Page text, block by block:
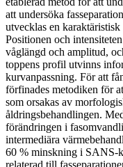
att undersöka
utvecklas en
Positionen och
våglängd och amplitud,
toppens profil utvinns
kurvanpassning. För att
förfinades metodiken för
som orsakas av
åldringsbehandlingen.
förändringen i
intermediära
60 % minskning i SANS-
relaterad till